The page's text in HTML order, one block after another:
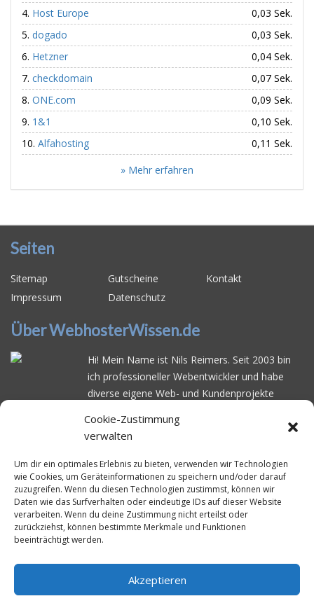
Cookie-Zustimmung
verwalten
Um dir ein optimales Erlebnis zu bieten, verwenden wir Technologien
wie Cookies, um Geräteinformationen zu speichern und/oder darauf
zuzugreifen. Wenn du diesen Technologien zustimmst, können wir
Daten wie das Surfverhalten oder eindeutige IDs auf dieser Website
verarbeiten. Wenn du deine Zustimmung nicht erteilst oder
zurückziehst, können bestimmte Merkmale und Funktionen
beeinträchtigt werden.
Akzeptieren
Host Europe
0,03 Sek.
dogado
0,03 Sek.
Hetzner
0,04 Sek.
checkdomain
0,07 Sek.
ONE.com
0,09 Sek.
1&1
0,10 Sek.
Alfahosting
0,11 Sek.
» Mehr erfahren
Seiten
Sitemap Gutscheine
Kontakt
Impressum
Datenschutz
Über WebhosterWissen.de
Hi! Mein Name ist Nils Reimers. Seit 2003 bin
ich professioneller Webentwickler und habe
diverse eigene Web- und Kundenprojekte
schwierig ist gutes Webhosting zu finden: Bei
vielen Anbietern ärgert man sich über
Serverausfälleoder überlangsame
Ladezeiten. Deswegen habe ich im Mai 2016
angefangen, die bekanntesten Webhoster
systematisch zu testen und deren
Erreichbarkeit und Ladezeit für eine typische
Website basierend auf dem beliebten CMS-
System WordPress zu protokollieren. Auf
WebhosterWissen.de werte ich diese